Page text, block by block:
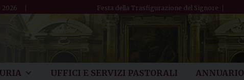
2026 Festa della Trasfigurazione del Signore
UFFICI E SERVIZI PASTORALI ANNUARIO